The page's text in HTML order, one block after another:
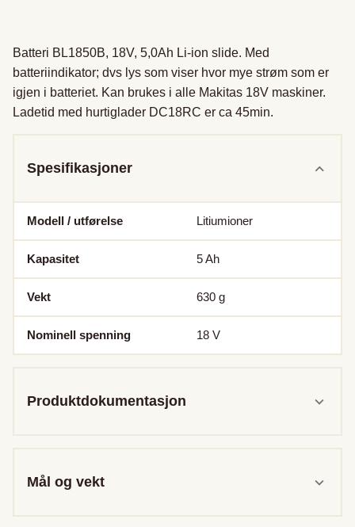
Batteri BL1850B, 18V, 5,0Ah Li-ion slide. Med
batteriindikator; dvs lys som viser hvor mye strøm som er
igjen i batteriet. Kan brukes i alle Makitas 18V maskiner.
Spesifikasjoner
Modell / utførelse Litiumioner
Kapasitet 5Ah
Vekt 630 g
Nominell spenning 18 V
Produktdokumentasjon
Mål og vekt